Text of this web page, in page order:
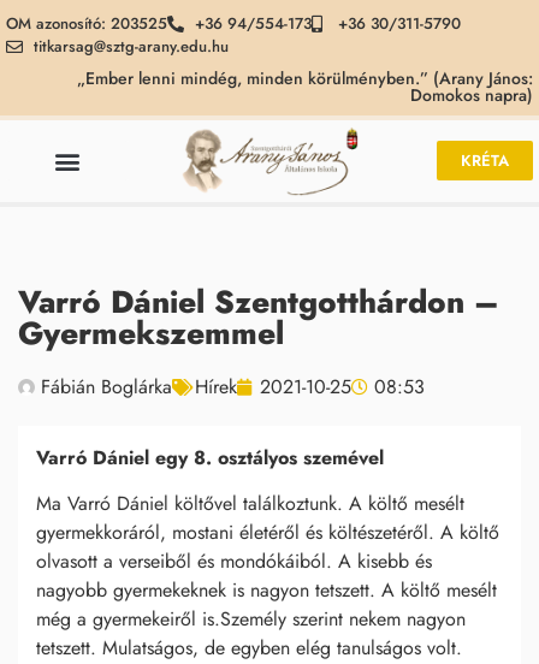
OM azonosító: 203525 +36 94/554-173
+36 30/311-5790
titkarsag@sztg-arany.edu.hu
„Ember lenni mindég, minden körülményben.” (Arany János:
Domokos napra)
KRÉTA
Varró Dániel Szentgotthárdon –
Gyermekszemmel
Fábián Boglárka Hírek 2021-10-25 08:53
Varró Dániel egy 8. osztályos szemével
Ma Varró Dániel költővel találkoztunk. A költő mesélt
gyermekkoráról, mostani életéről és költészetéről. A költő
olvasott a verseiből és mondókáiból. A kisebb és
nagyobb gyermekeknek is nagyon tetszett. A költő mesélt
még a gyermekeiről is.Személy szerint nekem nagyon
tetszett. Mulatságos, de egyben elég tanulságos volt.